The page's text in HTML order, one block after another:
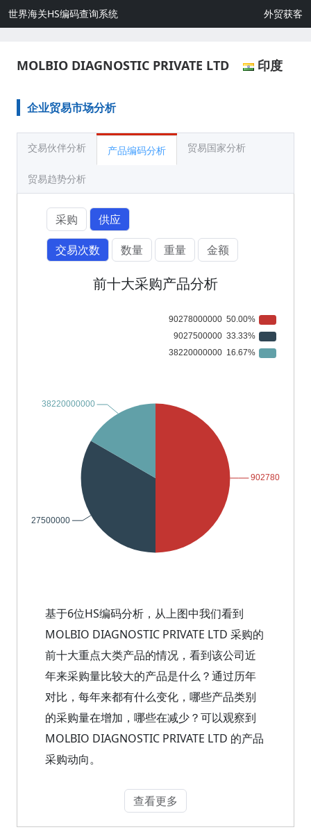
世界海关HS编码查询系统 外贸获客
MOLBIO DIAGNOSTIC PRIVATE LTD 印度
企业贸易市场分析
交易伙伴分析 产品编码分析 贸易国家分析
贸易趋势分析
采购
供应
交易次数
数量 重量 金额
前十大采购产品分析
基于6位HS编码分析，从上图中我们看到
MOLBIO DIAGNOSTIC PRIVATE LTD 采购的
前十大重点大类产品的情况，看到该公司近
年来采购量比较大的产品是什么？通过历年
对比，每年来都有什么变化，哪些产品类别
的采购量在增加，哪些在减少？可以观察到
MOLBIO DIAGNOSTIC PRIVATE LTD 的产品
采购动向。
查看更多